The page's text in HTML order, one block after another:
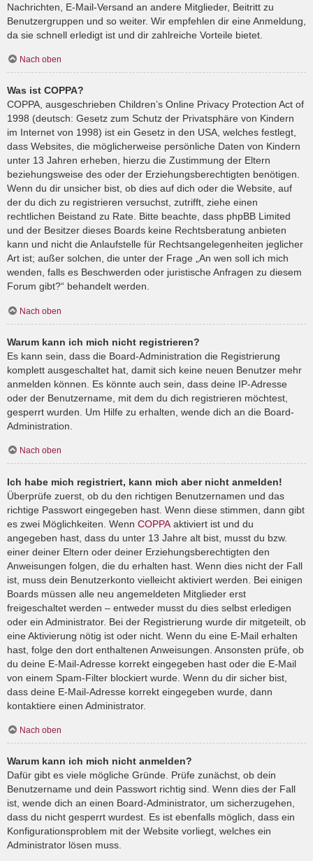
Nachrichten, E-Mail-Versand an andere Mitglieder, Beitritt zu
Benutzergruppen und so weiter. Wir empfehlen dir eine Anmeldung,
da sie schnell erledigt ist und dir zahlreiche Vorteile bietet.
Nach oben
Was ist COPPA?
COPPA, ausgeschrieben Children’s Online Privacy Protection Act of
1998 (deutsch: Gesetz zum Schutz der Privatsphäre von Kindern
im Internet von 1998) ist ein Gesetz in den USA, welches festlegt,
dass Websites, die möglicherweise persönliche Daten von Kindern
unter 13 Jahren erheben, hierzu die Zustimmung der Eltern
beziehungsweise des oder der Erziehungsberechtigten benötigen.
Wenn du dir unsicher bist, ob dies auf dich oder die Website, auf
der du dich zu registrieren versuchst, zutrifft, ziehe einen
rechtlichen Beistand zu Rate. Bitte beachte, dass phpBB Limited
und der Besitzer dieses Boards keine Rechtsberatung anbieten
kann und nicht die Anlaufstelle für Rechtsangelegenheiten jeglicher
Art ist; außer solchen, die unter der Frage „An wen soll ich mich
wenden, falls es Beschwerden oder juristische Anfragen zu diesem
Forum gibt?“ behandelt werden.
Nach oben
Warum kann ich mich nicht registrieren?
Es kann sein, dass die Board-Administration die Registrierung
komplett ausgeschaltet hat, damit sich keine neuen Benutzer mehr
anmelden können. Es könnte auch sein, dass deine IP-Adresse
oder der Benutzername, mit dem du dich registrieren möchtest,
gesperrt wurden. Um Hilfe zu erhalten, wende dich an die Board-
Administration.
Nach oben
Ich habe mich registriert, kann mich aber nicht anmelden!
Überprüfe zuerst, ob du den richtigen Benutzernamen und das
richtige Passwort eingegeben hast. Wenn diese stimmen, dann gibt
es zwei Möglichkeiten. Wenn COPPA aktiviert ist und du
angegeben hast, dass du unter 13 Jahre alt bist, musst du bzw.
einer deiner Eltern oder deiner Erziehungsberechtigten den
Anweisungen folgen, die du erhalten hast. Wenn dies nicht der Fall
ist, muss dein Benutzerkonto vielleicht aktiviert werden. Bei einigen
Boards müssen alle neu angemeldeten Mitglieder erst
freigeschaltet werden – entweder musst du dies selbst erledigen
oder ein Administrator. Bei der Registrierung wurde dir mitgeteilt, ob
eine Aktivierung nötig ist oder nicht. Wenn du eine E-Mail erhalten
hast, folge den dort enthaltenen Anweisungen. Ansonsten prüfe, ob
du deine E-Mail-Adresse korrekt eingegeben hast oder die E-Mail
von einem Spam-Filter blockiert wurde. Wenn du dir sicher bist,
dass deine E-Mail-Adresse korrekt eingegeben wurde, dann
kontaktiere einen Administrator.
Nach oben
Warum kann ich mich nicht anmelden?
Dafür gibt es viele mögliche Gründe. Prüfe zunächst, ob dein
Benutzername und dein Passwort richtig sind. Wenn dies der Fall
ist, wende dich an einen Board-Administrator, um sicherzugehen,
dass du nicht gesperrt wurdest. Es ist ebenfalls möglich, dass ein
Konfigurationsproblem mit der Website vorliegt, welches ein
Administrator lösen muss.